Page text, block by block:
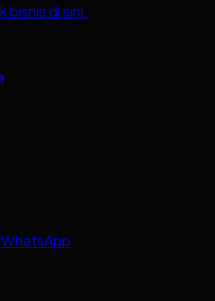
bisnis di sini.
WhatsApp